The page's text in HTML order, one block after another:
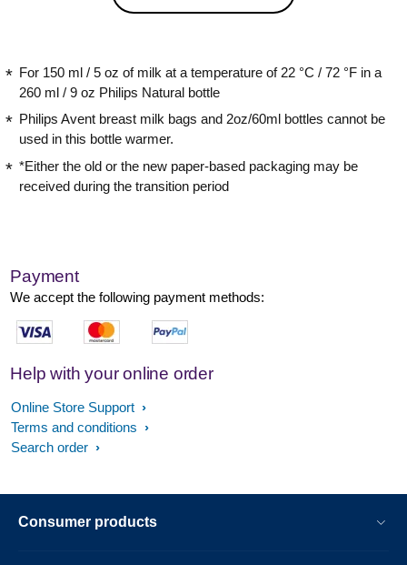
For 150 ml / 5 oz of milk at a temperature of 22 °C / 72 °F in a
260 ml / 9 oz Philips Natural bottle
Philips Avent breast milk bags and 2oz/60ml bottles cannot be
used in this bottle warmer.
*Either the old or the new paper-based packaging may be
received during the transition period
Payment
We accept the following payment methods:
Help with your online order
Online Store Support
Terms and conditions
Search order
Consumer products